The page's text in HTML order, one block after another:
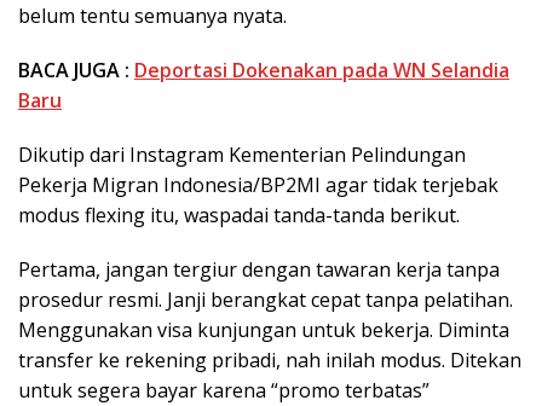
belum tentu semuanya nyata.
BACA JUGA : Deportasi Dokenakan pada WN Selandia
Baru
Dikutip dari Instagram Kementerian Pelindungan
Pekerja Migran Indonesia/BP2MI agar tidak terjebak
modus flexing itu, waspadai tanda-tanda berikut.
Pertama, jangan tergiur dengan tawaran kerja tanpa
prosedur resmi. Janji berangkat cepat tanpa pelatihan.
Menggunakan visa kunjungan untuk bekerja. Diminta
transfer ke rekening pribadi, nah inilah modus. Ditekan
untuk segera bayar karena “promo terbatas”